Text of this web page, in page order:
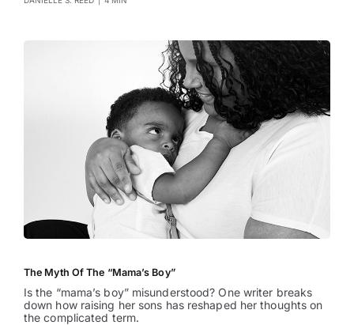
The Myth Of The “Mama’s Boy”
Is the “mama’s boy” misunderstood? One writer breaks
down how raising her sons has reshaped her thoughts on
the complicated term.